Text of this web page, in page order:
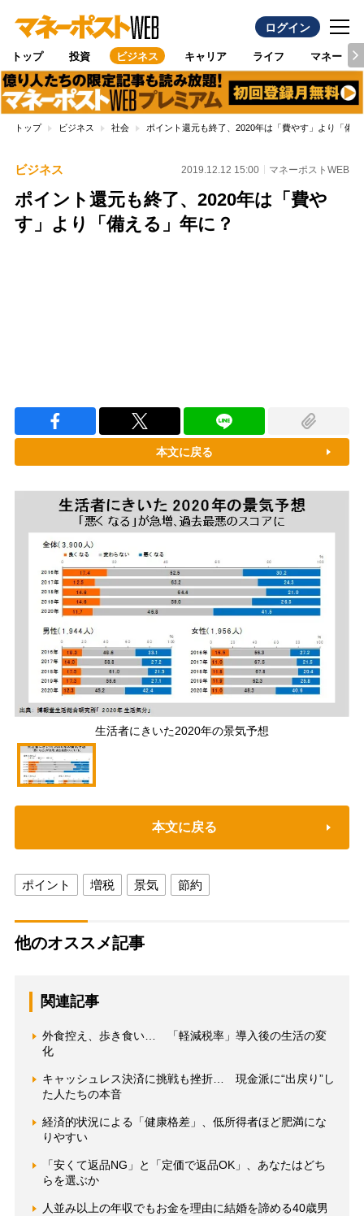
ログイン
トップ 投資 ビジネス キャリア ライフ マネー
トップ ビジネス 社会 ポイント還元も終了、2020年は「費やす」より「備
ビジネス 2019.12.12 15:00 マネーポストWEB
ポイント還元も終了、2020年は「費や
す」より「備える」年に？
本文に戻る
生活者にきいた2020年の景気予想
本文に戻る
ポイント 増税 景気 節約
他のオススメ記事
関連記事
外食控え、歩き食い… 「軽減税率」導入後の生活の変
化
キャッシュレス決済に挑戦も挫折… 現金派に“出戻り”し
た人たちの本音
経済的状況による「健康格差」、低所得者ほど肥満にな
りやすい
「安くて返品NG」と「定価で返品OK」、あなたはどち
らを選ぶか
人並み以上の年収でもお金を理由に結婚を諦める40歳男